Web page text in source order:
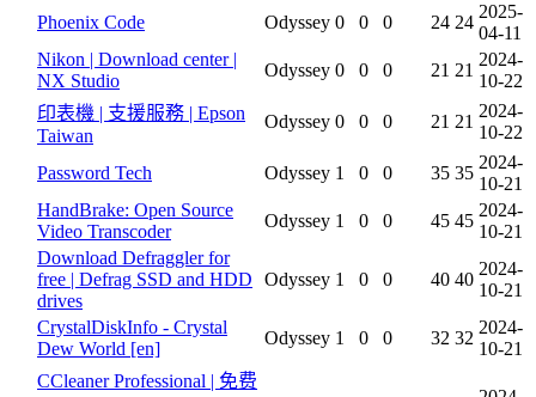
Phoenix Code Odyssey 0 0 0 24 24
2025-
04-11
Nikon | Download center |
NX Studio
Odyssey 0 0 0 21 21
2024-
10-22
印表機 | 支援服務 | Epson
Taiwan
Odyssey 0 0 0 21 21
2024-
10-22
Password Tech
Odyssey 1 0 0 35 35
2024-
10-21
HandBrake: Open Source
Video Transcoder
Odyssey 1 0 0 45 45
2024-
10-21
Download Defraggler for
free | Defrag SSD and HDD
drives
Odyssey 1 0 0 40 40
2024-
10-21
CrystalDiskInfo - Crystal
Dew World [en]
Odyssey 1 0 0 32 32
2024-
10-21
CCleaner Professional | 免费